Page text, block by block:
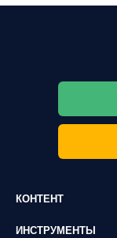
КОНТЕНТ
ИНСТРУМЕНТЫ